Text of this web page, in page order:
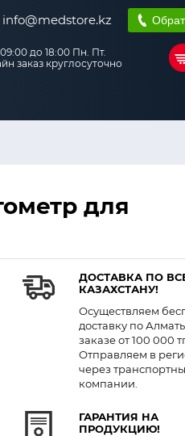
info@medstore.kz
до 18:00 Пн. Пт.
заказ круглосуточно
для
ДОСТАВКА ПО
КАЗАХСТАНУ!
Осуществляем
доставку по
заказе от 100 000
Отправляем в
через
компании.
ГАРАНТИЯ НА
ПРОДУКЦИЮ!